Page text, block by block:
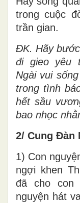
trong cuộc
trần gian.
ĐK. Hãy
đi gieo yêu
Ngài vui
trong tình
hết sầu
bao nhọc
2/ Cung Đàn
1) Con
ngợi khen
đã cho con
nguyện hát